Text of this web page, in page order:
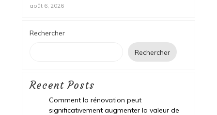
août 6, 2026
Rechercher
Rechercher
Recent Posts
Comment la rénovation peut
significativement augmenter la valeur de